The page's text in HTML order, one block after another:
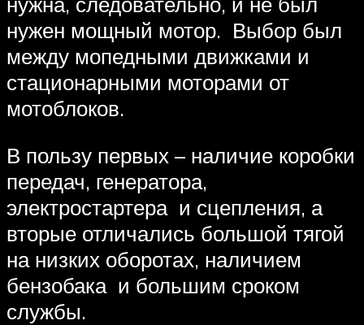
нужен мощный мотор. Выбор был
между мопедными движками и
стационарными моторами от
мотоблоков.
В пользу первых – наличие коробки
передач, генератора,
электростартера и сцепления, а
вторые отличались большой тягой
на низких оборотах, наличием
бензобака и большим сроком
службы.